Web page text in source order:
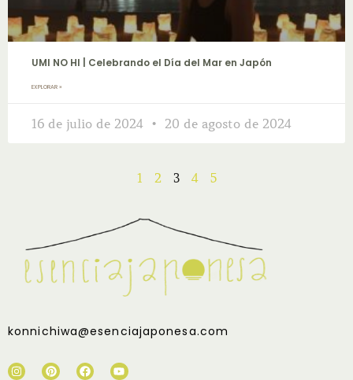
UMI NO HI | Celebrando el Día del Mar en Japón
EXPLORAR »
16 de julio de 2024 20 de agosto de 2024
1 2 3 4 5
konnichiwa@esenciajaponesa.com